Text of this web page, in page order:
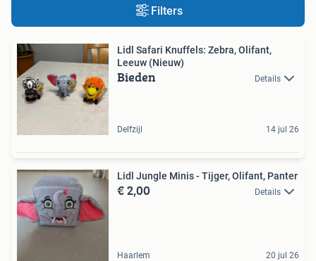
Filters
Lidl Safari Knuffels: Zebra, Olifant,
Leeuw (Nieuw)
Bieden Details
Delfzijl 14 jul 26
Lidl Jungle Minis - Tijger, Olifant, Panter
€ 2,00 Details
Haarlem 20 jul 26